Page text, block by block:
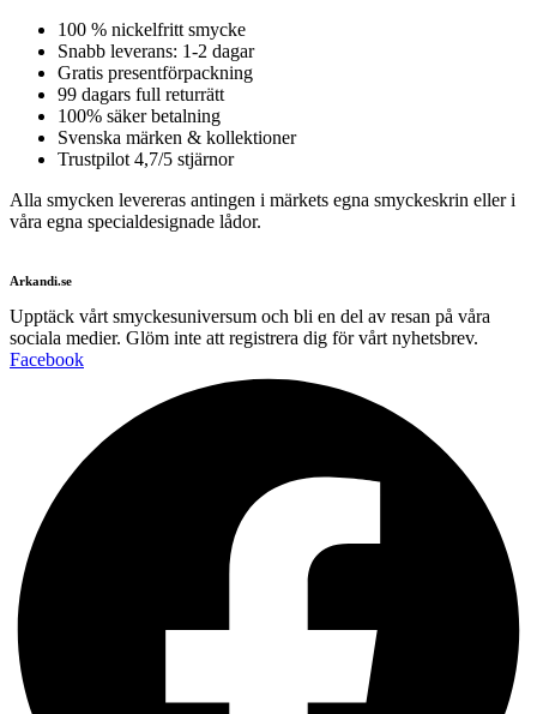
100 % nickelfritt smycke
Snabb leverans: 1-2 dagar
Gratis presentförpackning
99 dagars full returrätt
100% säker betalning
Svenska märken & kollektioner
Trustpilot 4,7/5 stjärnor
Alla smycken levereras antingen i märkets egna smyckeskrin eller i
våra egna specialdesignade lådor.
Arkandi.se
Upptäck vårt smyckesuniversum och bli en del av resan på våra
sociala medier. Glöm inte att registrera dig för vårt nyhetsbrev.
Facebook